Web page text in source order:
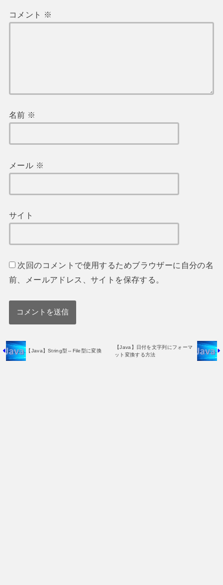
コメント ※
名前 ※
メール ※
サイト
次回のコメントで使用するためブラウザーに自分の名
前、メールアドレス、サイトを保存する。
【Java】String型⇔File型に変換
【Java】日付を文字列にフォーマ
ット変換する方法